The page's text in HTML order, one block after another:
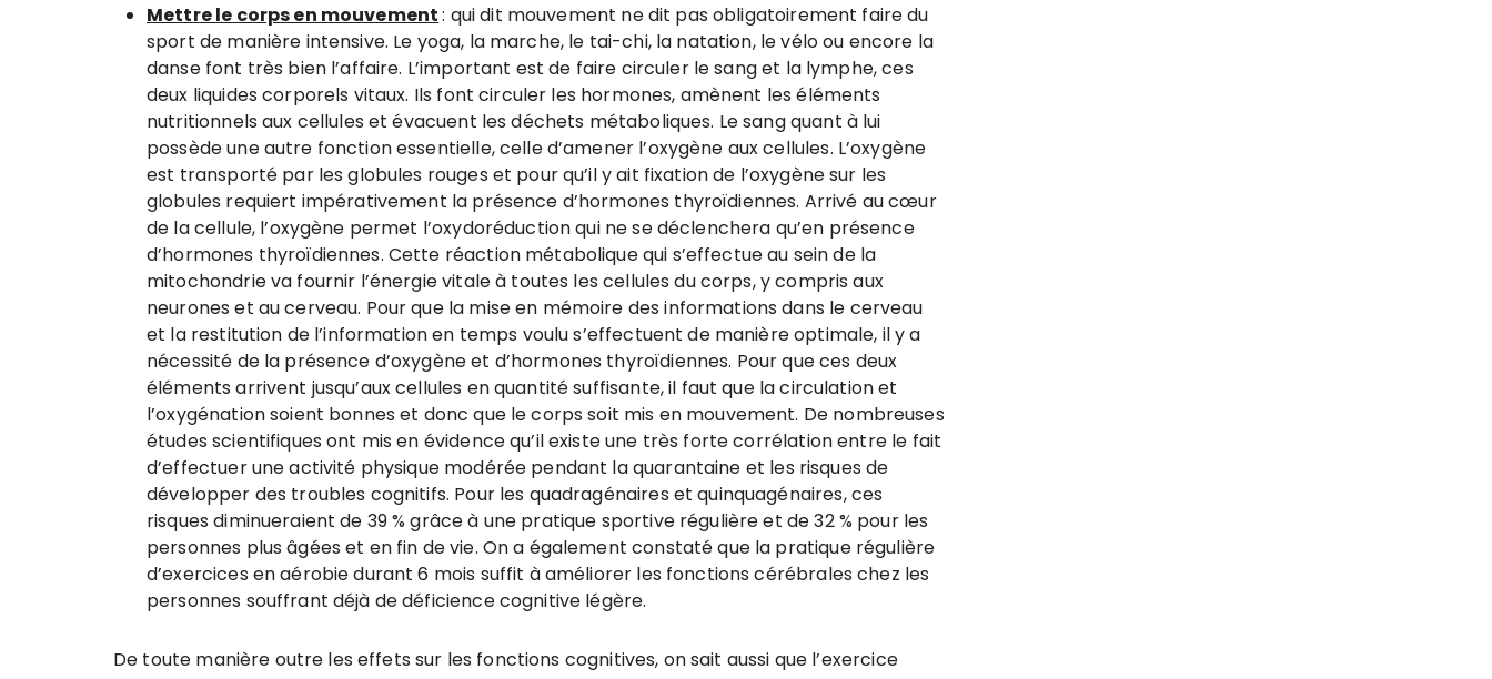
Mettre le corps en mouvement: qui dit mouvement ne dit pas obligatoirement faire du
sport de manière intensive. Le yoga, la marche, le tai-chi, la natation, le vélo ou encore la
danse font très bien l’affaire. L’important est de faire circuler le sang et la lymphe, ces
deux liquides corporels vitaux. Ils font circuler les hormones, amènent les éléments
nutritionnels aux cellules et évacuent les déchets métaboliques. Le sang quant à lui
possède une autre fonction essentielle, celle d’amener l’oxygène aux cellules. L’oxygène
est transporté par les globules rouges et pour qu’il y ait fixation de l’oxygène sur les
globules requiert impérativement la présence d’hormones thyroïdiennes. Arrivé au cœur
de la cellule, l’oxygène permet l’oxydoréduction qui ne se déclenchera qu’en présence
d’hormones thyroïdiennes. Cette réaction métabolique qui s’effectue au sein de la
mitochondrie va fournir l’énergie vitale à toutes les cellules du corps, y compris aux
neurones et au cerveau. Pour que la mise en mémoire des informations dans le cerveau
et la restitution de l’information en temps voulu s’effectuent de manière optimale, il y a
nécessité de la présence d’oxygène et d’hormones thyroïdiennes. Pour que ces deux
éléments arrivent jusqu’aux cellules en quantité suffisante, il faut que la circulation et
l’oxygénation soient bonnes et donc que le corps soit mis en mouvement. De nombreuses
études scientifiques ont mis en évidence qu’il existe une très forte corrélation entre le fait
d’effectuer une activité physique modérée pendant la quarantaine et les risques de
développer des troubles cognitifs. Pour les quadragénaires et quinquagénaires, ces
risques diminueraient de 39 % grâce à une pratique sportive régulière et de 32 % pour les
personnes plus âgées et en fin de vie. On a également constaté que la pratique régulière
d’exercices en aérobie durant 6 mois suffit à améliorer les fonctions cérébrales chez les
personnes souffrant déjà de déficience cognitive légère.
De toute manière outre les effets sur les fonctions cognitives, on sait aussi que l’exercice